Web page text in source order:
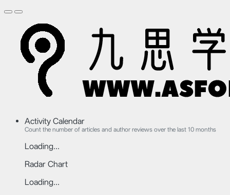
Activity Calendar
Count the number of articles and author reviews over the last 10 months
Loading...
Radar Chart
Loading...